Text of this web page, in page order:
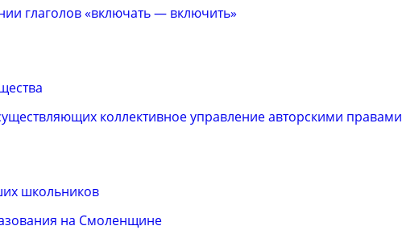
глаголов «включать — включить»
коллективное управление авторскими правами
школьников
на Смоленщине